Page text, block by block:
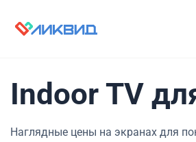
Indoor TV
Наглядные цены на экранах для